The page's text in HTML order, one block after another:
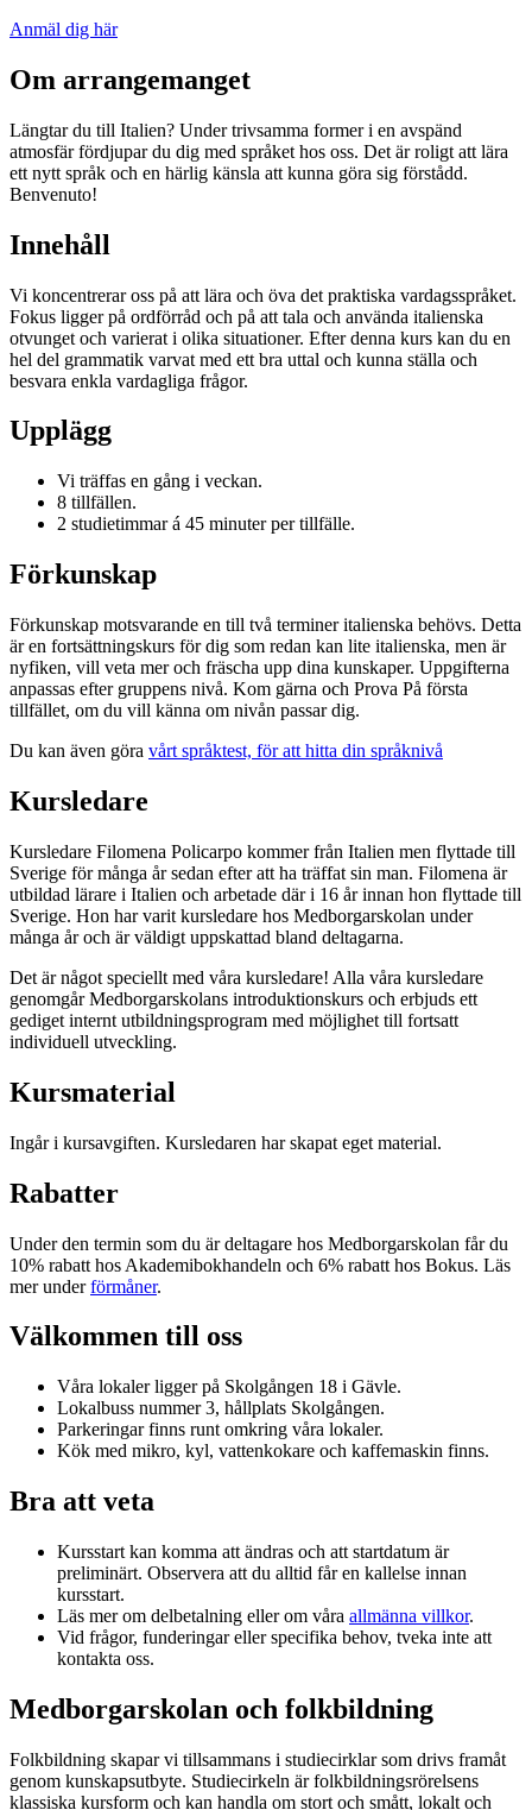
Anmäl dig här
Om arrangemanget
Längtar du till Italien? Under trivsamma former i en avspänd
atmosfär fördjupar du dig med språket hos oss. Det är roligt att lära
ett nytt språk och en härlig känsla att kunna göra sig förstådd.
Benvenuto!
Innehåll
Vi koncentrerar oss på att lära och öva det praktiska vardagsspråket.
Fokus ligger på ordförråd och på att tala och använda italienska
otvunget och varierat i olika situationer. Efter denna kurs kan du en
hel del grammatik varvat med ett bra uttal och kunna ställa och
besvara enkla vardagliga frågor.
Upplägg
Vi träffas en gång i veckan.
8 tillfällen.
2 studietimmar á 45 minuter per tillfälle.
Förkunskap
Förkunskap motsvarande en till två terminer italienska behövs. Detta
är en fortsättningskurs för dig som redan kan lite italienska, men är
nyfiken, vill veta mer och fräscha upp dina kunskaper. Uppgifterna
anpassas efter gruppens nivå. Kom gärna och Prova På första
tillfället, om du vill känna om nivån passar dig.
Du kan även göra vårt språktest, för att hitta din språknivå
Kursledare
Kursledare Filomena Policarpo kommer från Italien men flyttade till
Sverige för många år sedan efter att ha träffat sin man. Filomena är
utbildad lärare i Italien och arbetade där i 16 år innan hon flyttade till
Sverige. Hon har varit kursledare hos Medborgarskolan under
många år och är väldigt uppskattad bland deltagarna.
Det är något speciellt med våra kursledare! Alla våra kursledare
genomgår Medborgarskolans introduktionskurs och erbjuds ett
gediget internt utbildningsprogram med möjlighet till fortsatt
individuell utveckling.
Kursmaterial
Ingår i kursavgiften. Kursledaren har skapat eget material.
Rabatter
Under den termin som du är deltagare hos Medborgarskolan får du
10% rabatt hos Akademibokhandeln och 6% rabatt hos Bokus. Läs
mer underförmåner.
Välkommen till oss
Våra lokaler ligger på Skolgången 18 i Gävle.
Lokalbuss nummer 3, hållplats Skolgången.
Parkeringar finns runt omkring våra lokaler.
Kök med mikro, kyl, vattenkokare och kaffemaskin finns.
Bra att veta
Kursstart kan komma att ändras och att startdatum är
preliminärt. Observera att du alltid får en kallelse innan
kursstart.
Läs mer om delbetalning eller om våra allmänna villkor.
Vid frågor, funderingar eller specifika behov, tveka inte att
kontakta oss.
Medborgarskolan och folkbildning
Folkbildning skapar vi tillsammans i studiecirklar som drivs framåt
genom kunskapsutbyte. Studiecirkeln är folkbildningsrörelsens
klassiska kursform och kan handla om stort och smått, lokalt och